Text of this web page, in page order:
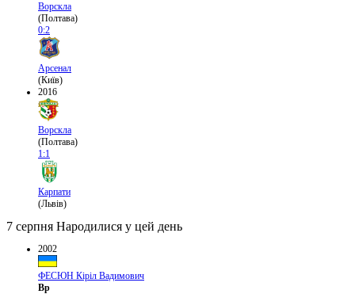
Ворскла
(Полтава)
0:2
Арсенал
(Київ)
2016
Ворскла
(Полтава)
1:1
Карпати
(Львів)
7 серпня Народилися у цей день
2002
ФЕСЮН Кіріл Вадимович
Вр